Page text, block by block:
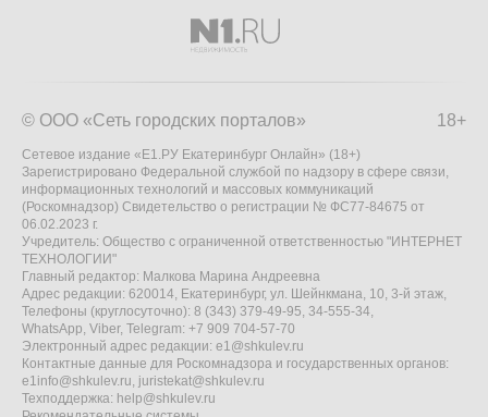
18+
© ООО «Сеть городских порталов»
Сетевое издание «Е1.РУ Екатеринбург Онлайн» (18+)
Зарегистрировано Федеральной службой по надзору в сфере связи,
информационных технологий и массовых коммуникаций
(Роскомнадзор) Свидетельство о регистрации № ФС77-84675 от
06.02.2023 г.
Учредитель: Общество с ограниченной ответственностью "ИНТЕРНЕТ
ТЕХНОЛОГИИ"
Главный редактор: Малкова Марина Андреевна
Адрес редакции: 620014, Екатеринбург, ул. Шейнкмана, 10, 3-й этаж,
Телефоны (круглосуточно): 8 (343) 379-49-95, 34-555-34,
WhatsApp, Viber, Telegram: +7 909 704-57-70
Электронный адрес редакции: e1@shkulev.ru
Контактные данные для Роскомнадзора и государственных органов:
e1info@shkulev.ru, juristekat@shkulev.ru
Техподдержка: help@shkulev.ru